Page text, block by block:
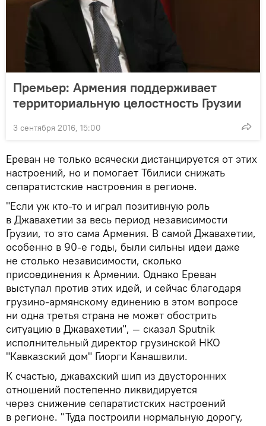
Премьер: Армения поддерживает
территориальную целостность Грузии
3 сентября 2016, 15:00
Ереван не только всячески дистанцируется от этих
настроений, но и помогает Тбилиси снижать
сепаратистские настроения в регионе.
"Если уж кто-то и играл позитивную роль
в Джавахетии за весь период независимости
Грузии, то это сама Армения. В самой Джавахетии,
особенно в 90-е годы, были сильны идеи даже
не столько независимости, сколько
присоединения к Армении. Однако Ереван
выступал против этих идей, и сейчас благодаря
грузино-армянскому единению в этом вопросе
ни одна третья страна не может обострить
ситуацию в Джавахетии", — сказал Sputnik
исполнительный директор грузинской НКО
"Кавказский дом" Гиорги Канашвили.
К счастью, джавахский шип из двусторонних
отношений постепенно ликвидируется
через снижение сепаратистских настроений
в регионе. "Туда построили нормальную дорогу,